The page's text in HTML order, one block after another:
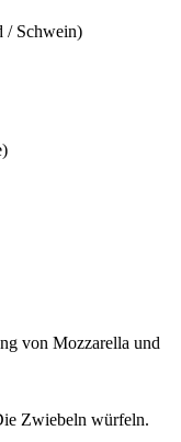
/ Schwein)
von Mozzarella und
Zwiebeln würfeln.